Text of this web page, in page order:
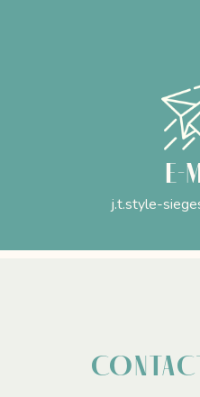
E-
j.t.style-